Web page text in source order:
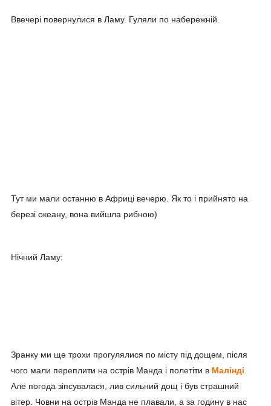
Ввечері повернулися в Ламу. Гуляли по набережній.
Тут ми мали останню в Африці вечерю. Як то і прийнято на
березі океану, вона вийшла рибною)
Нічний Ламу:
Зранку ми ще трохи прогулялися по місту під дощем, після
чого мали переплити на острів Манда і полетіти в Малінді
Але погода зіпсувалася, лив сильний дощ і був страшний
вітер. Човни на острів Манда не плавали, а за годину в нас